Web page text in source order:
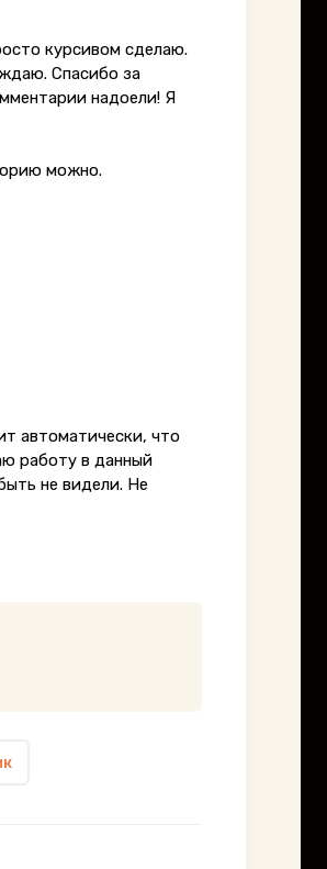
курсивом сделаю.
Спасибо за
надоели! Я
можно.
автоматически, что
работу в данный
не видели. Не